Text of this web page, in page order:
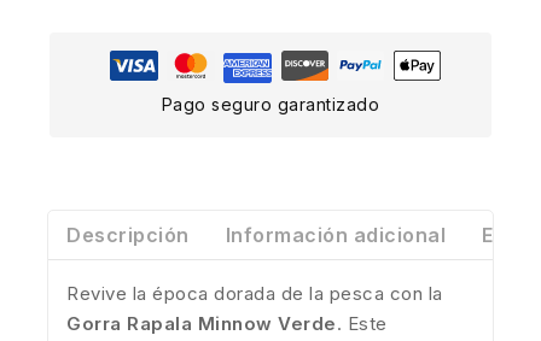
Pago seguro garantizado
Descripción Información adicional
Revive la época dorada de la pesca con la
Gorra Rapala Minnow Verde. Este